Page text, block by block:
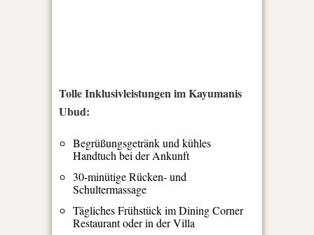
Tolle Inklusivleistungen im Kayumanis
Ubud:
Begrüßungsgetränk und kühles
Handtuch bei der Ankunft
30-minütige Rücken- und
Schultermassage
Tägliches Frühstück im Dining Corner
Restaurant oder in der Villa